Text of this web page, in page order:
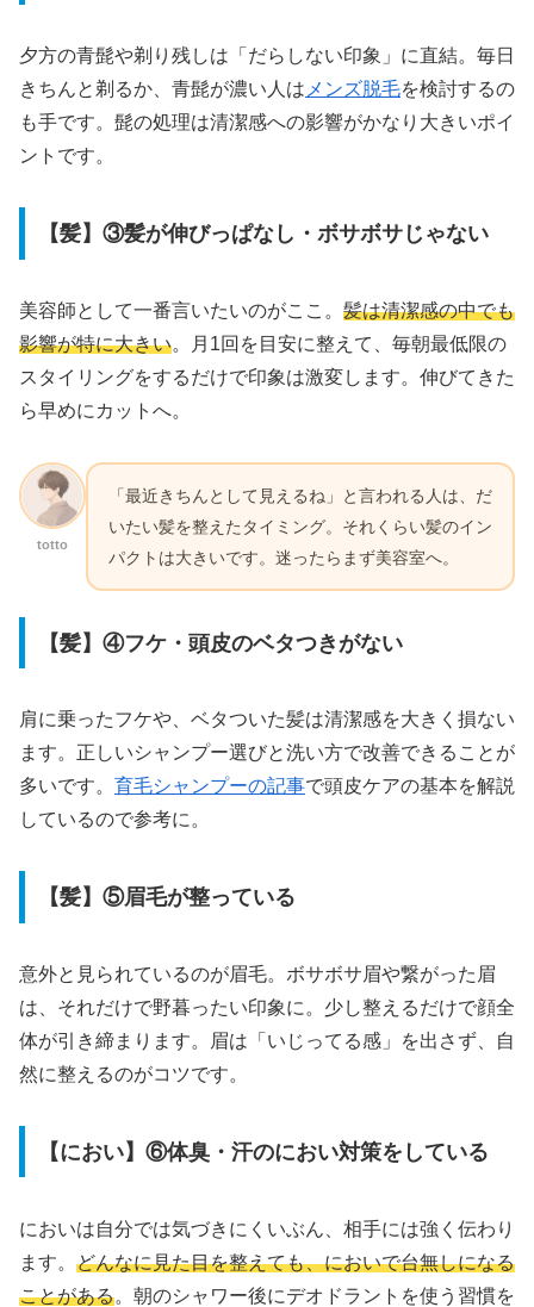
夕方の青髭や剃り残しは「だらしない印象」に直結。毎日
きちんと剃るか、青髭が濃い人は メンズ脱毛を検討するの
も手です。髭の処理は清潔感への影響がかなり大きいポイ
ントです。
【髪】③髪が伸びっぱなし・ボサボサじゃない
美容師として一番言いたいのがここ。 髪は清潔感の中でも
影響が特に大きい。月1回を目安に整えて、毎朝最低限の
スタイリングをするだけで印象は激変します。伸びてきた
ら早めにカットへ。
totto
「最近きちんとして見えるね」と言われる人は、だ
いたい髪を整えたタイミング。それくらい髪のイン
パクトは大きいです。迷ったらまず美容室へ。
【髪】④フケ・頭皮のベタつきがない
肩に乗ったフケや、ベタついた髪は清潔感を大きく損ない
ます。正しいシャンプー選びと洗い方で改善できることが
多いです。
育毛シャンプーの記事で頭皮ケアの基本を解説
しているので参考に。
【髪】⑤眉毛が整っている
意外と見られているのが眉毛。ボサボサ眉や繋がった眉
は、それだけで野暮ったい印象に。少し整えるだけで顔全
体が引き締まります。眉は「いじってる感」を出さず、自
然に整えるのがコツです。
【におい】⑥体臭・汗のにおい対策をしている
においは自分では気づきにくいぶん、相手には強く伝わり
ます。 どんなに見た目を整えても、においで台無しになる
ことがある。朝のシャワー後にデオドラントを使う習慣を